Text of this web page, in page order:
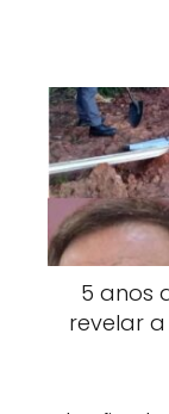
5 anos
revelar